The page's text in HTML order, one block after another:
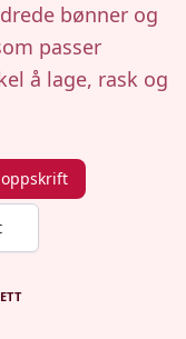
bønner og
passer
å lage, rask og